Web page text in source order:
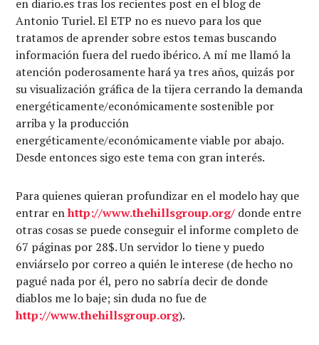
en diario.es tras los recientes post en el blog de
Antonio Turiel. El ETP no es nuevo para los que
tratamos de aprender sobre estos temas buscando
información fuera del ruedo ibérico. A mí me llamó la
atención poderosamente hará ya tres años, quizás por
su visualización gráfica de la tijera cerrando la demanda
energéticamente/económicamente sostenible por
arriba y la producción
energéticamente/económicamente viable por abajo.
Desde entonces sigo este tema con gran interés.
Para quienes quieran profundizar en el modelo hay que
entrar enhttp://www.thehillsgroup.org/ donde entre
otras cosas se puede conseguir el informe completo de
67 páginas por 28$. Un servidor lo tiene y puedo
enviárselo por correo a quién le interese (de hecho no
pagué nada por él, pero no sabría decir de donde
diablos me lo baje; sin duda no fue de
http://www.thehillsgroup.org).